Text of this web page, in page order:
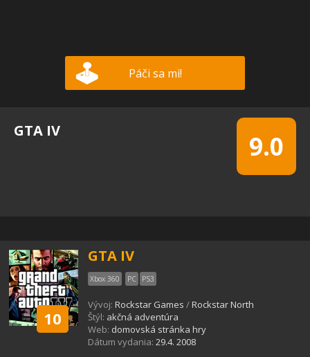
Páči sa mi!
9.0
GTA IV
10
GTA IV
Xbox 360 PC PS3
Vývoj: Rockstar Games /Rockstar North
Štýl: akčná adventúra
Web: domovská stránka hry
Dátum vydania: 29.4. 2008